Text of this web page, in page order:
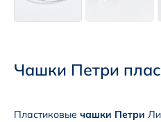
Чашки Петри
Пластиковые чашки Петри